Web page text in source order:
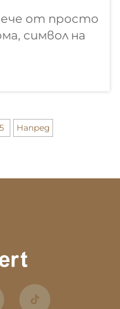
от просто
символ на
основател на
от 15
и подбора
5 Напред